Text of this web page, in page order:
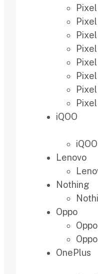
iQOO
iQOO
Lenovo
Nothing
Oppo
OnePlus